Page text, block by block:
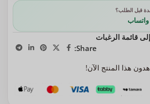
قبل الطلب؟
قائمة الرغبات
Share:
هذا المنتج الآن!